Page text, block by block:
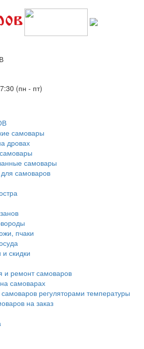
(пн - пт)
самовары
дровах
самовары
самоваров
пчаки
скидки
и ремонт самоваров
самоварах
регуляторами температуры
на заказ